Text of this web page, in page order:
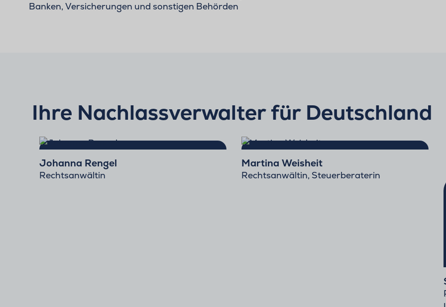
Banken, Versicherungen und sonstigen Behörden
Ihre Nachlassverwalter für Deutschland
Johanna Rengel
Rechtsanwältin
Martina Weisheit
Rechtsanwältin, Steuerberaterin